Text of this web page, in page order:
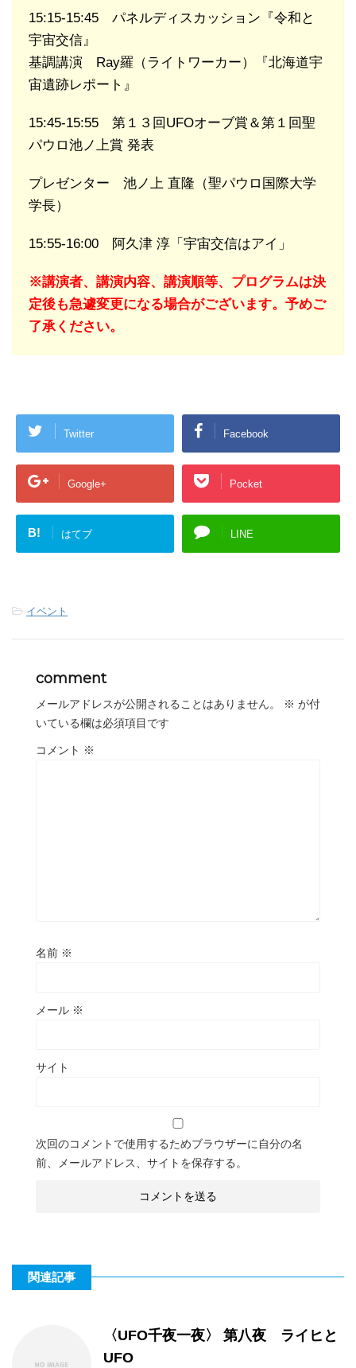
15:15-15:45 パネルディスカッション『令和と
宇宙交信』
基調講演 Ray羅（ライトワーカー）『北海道宇
宙遺跡レポート』
15:45-15:55 第１３回UFOオーブ賞＆第１回聖
パウロ池ノ上賞 発表
プレゼンター 池ノ上 直隆（聖パウロ国際大学
学長）
15:55-16:00 阿久津 淳「宇宙交信はアイ」
※講演者、講演内容、講演順等、プログラムは決
定後も急遽変更になる場合がございます。予めご
了承ください。
Twitter Facebook
Google+ Pocket
B! はてブ LINE
-イベント
comment
メールアドレスが公開されることはありません。 ※ が付
いている欄は必須項目です
コメント ※
名前 ※
メール ※
サイト
次回のコメントで使用するためブラウザーに自分の名
前、メールアドレス、サイトを保存する。
関連記事
〈UFO千夜一夜〉 第八夜 ライヒと
UFO